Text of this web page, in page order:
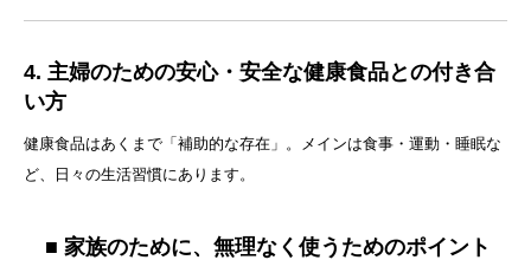
4. 主婦のための安心・安全な健康食品との付き合
い方
健康食品はあくまで「補助的な存在」。メインは食事・運動・睡眠な
ど、日々の生活習慣にあります。
■ 家族のために、無理なく使うためのポイント